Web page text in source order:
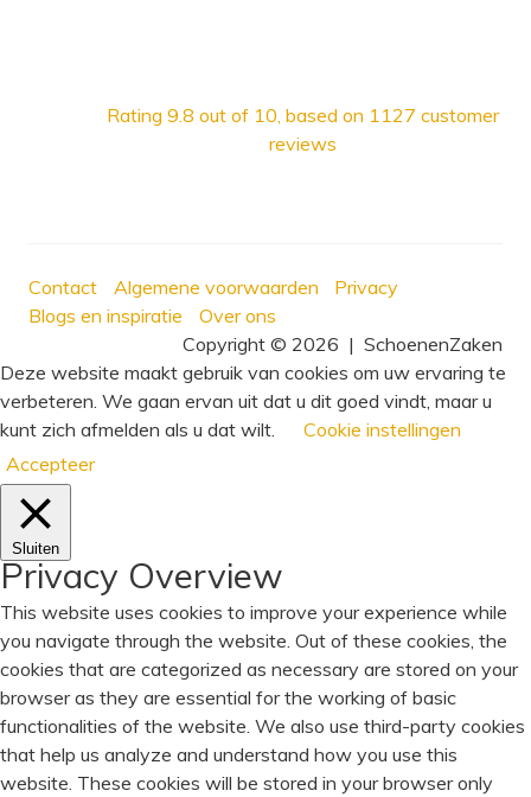
Rating 9.8 out of 10, based on 1127 customer
reviews
Contact Algemene voorwaarden
Privacy
Blogs en inspiratie
Over ons
Copyright © 2026 | SchoenenZaken
Deze website maakt gebruik van cookies om uw ervaring te
verbeteren. We gaan ervan uit dat u dit goed vindt, maar u
kunt zich afmelden als u dat wilt.
Cookie instellingen
Accepteer
Sluiten
Privacy Overview
This website uses cookies to improve your experience while
you navigate through the website. Out of these cookies, the
cookies that are categorized as necessary are stored on your
browser as they are essential for the working of basic
functionalities of the website. We also use third-party cookies
that help us analyze and understand how you use this
website. These cookies will be stored in your browser only